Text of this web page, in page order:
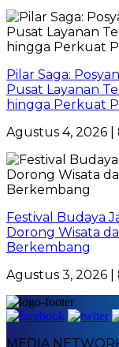
Pilar Saga:
Pusat Layanan
hingga Perkuat
Agustus 4, 2026 |
Festival Budaya
Dorong Wisata
Berkembang
Agustus 3, 2026 |
MEDIA